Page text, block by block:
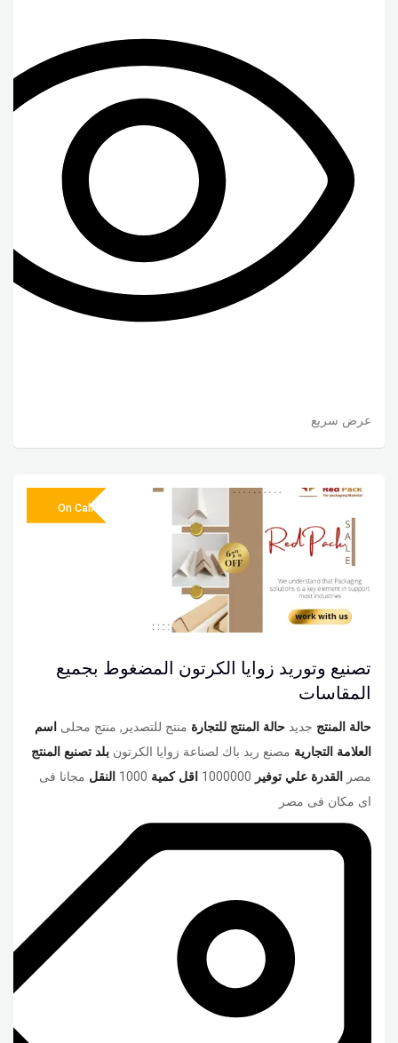
عرض سريع
تصنيع وتوريد زوايا الكرتون المضغوط بجميع
المقاسات
حالة المنتج جديد حالة المنتج للتجارة منتج للتصدير, منتج محلى اسم
العلامة التجارية مصنع ريد باك لصناعة زوايا الكرتون بلد تصنبع المنتج
مصر
القدرة علي توفير 1000000 اقل كمية 1000 النقل مجانا فى
اى مكان فى مصر
On Call